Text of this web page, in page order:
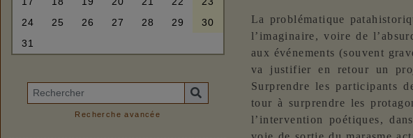
Recherche avancée
La problématique
l’imaginaire, voire de
aux événements (souvent
va justifier en retour un
Surprendre les participants
tour à surprendre les
l’intervention poétiques,